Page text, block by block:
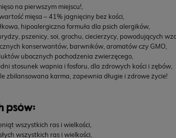
na pierwszym miejscu!,
mięsa – 41% jagnięciny bez kości,
hipoalergiczna formuła dla psich alergików,
pszenicy, soi, grochu, ciecierzycy, powodujących
konserwantów, barwników, aromatów czy GMO,
ubocznych pochodzenia zwierzęcego,
stosunek wapnia i fosforu, dla zdrowych kości i zębów,
zbilansowana karma, zapewnia długie i zdrowe życie!
psów:
wszystkich ras i wielkości,
wszystkich ras i wielkości,